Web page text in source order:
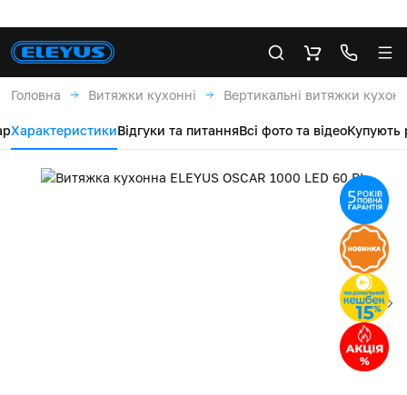
Головна Витяжки кухонні Вертикальні витяжки
ХарактеристикиВідгуки та питанняВсі фото та відеоКупують